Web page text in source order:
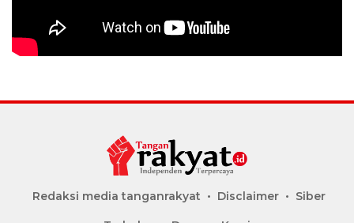
Redaksi media tanganrakyat Disclaimer Siber